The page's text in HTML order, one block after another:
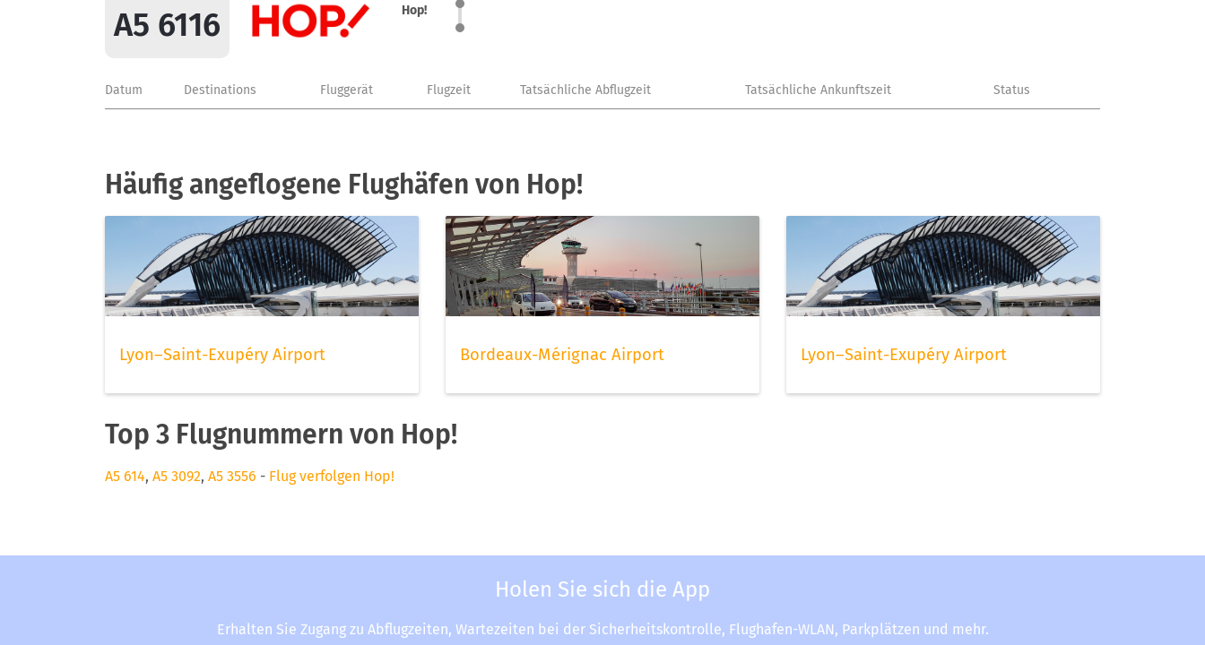
A5 6116 Hop!
Datum Destinations Fluggerät Flugzeit Tatsächliche Abflugzeit Tatsächliche Ankunftszeit Status
Häufig angeflogene Flughäfen von Hop!
Lyon–Saint-Exupéry Airport Bordeaux-Mérignac Airport Lyon–Saint-Exupéry Airport
Top 3 Flugnummern von Hop!
A5 614, A5 3092, A5 3556 - Flug verfolgen Hop!
Holen Sie sich die App
Erhalten Sie Zugang zu Abflugzeiten, Wartezeiten bei der Sicherheitskontrolle, Flughafen-WLAN, Parkplätzen und mehr.